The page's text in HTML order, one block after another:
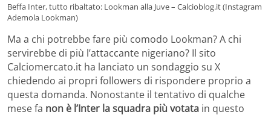
Beffa Inter, tutto ribaltato: Lookman alla Juve – Calcioblog.it (Instagram
Ademola Lookman)
Ma a chi potrebbe fare più comodo Lookman? A chi
servirebbe di più l’attaccante nigeriano? Il sito
Calciomercato.it ha lanciato un sondaggio su X
chiedendo ai propri followers di rispondere proprio a
questa domanda. Nonostante il tentativo di qualche
mese fa non è l’Inter la squadra più votata in questo